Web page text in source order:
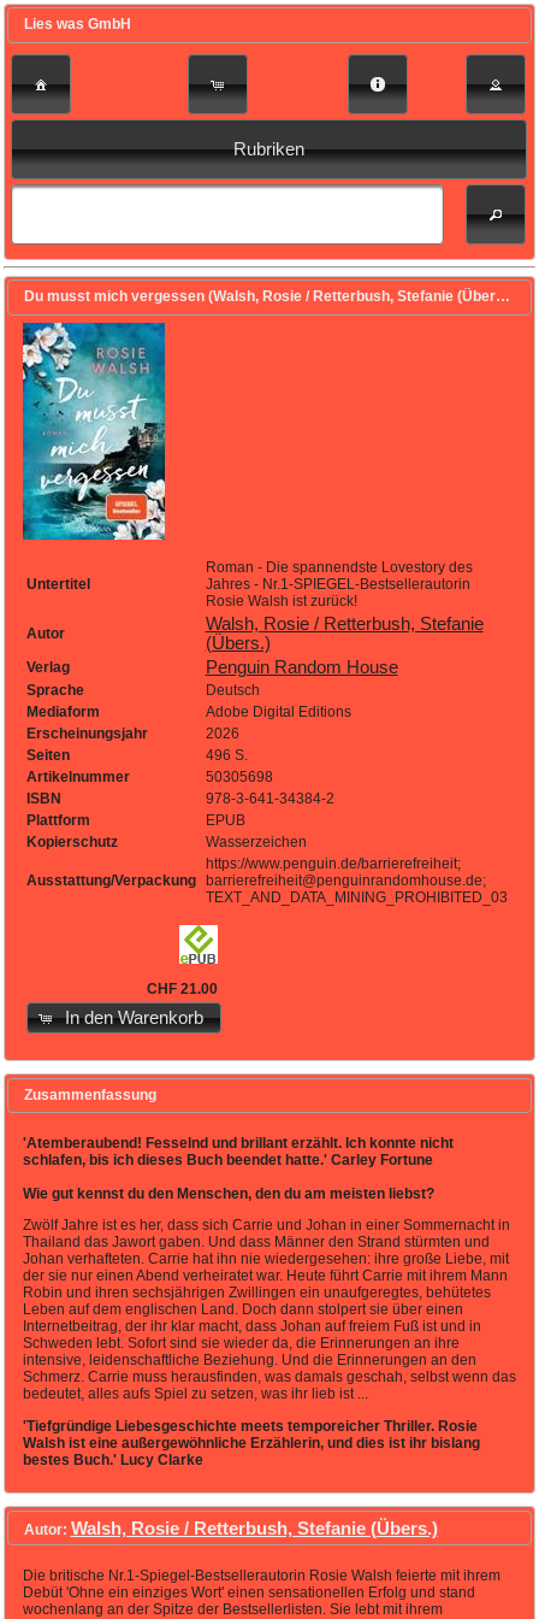
Lies was GmbH
Rubriken
Du musst mich vergessen (Walsh, Rosie / Retterbush, Stefanie (Übers.))
Untertitel
Roman - Die spannendste Lovestory des
Jahres - Nr.1-SPIEGEL-Bestsellerautorin
Rosie Walsh ist zurück!
Autor
Walsh, Rosie / Retterbush, Stefanie
(Übers.)
Verlag Penguin Random House
Sprache
Deutsch
Mediaform
Adobe Digital Editions
Erscheinungsjahr
2026
Seiten
496 S.
Artikelnummer
50305698
ISBN
978-3-641-34384-2
Plattform
EPUB
Kopierschutz
Wasserzeichen
Ausstattung/Verpackung
https://www.penguin.de/barrierefreiheit;
barrierefreiheit@penguinrandomhouse.de;
TEXT_AND_DATA_MINING_PROHIBITED_03
CHF 21.00
In den Warenkorb
Zusammenfassung
'Atemberaubend! Fesselnd und brillant erzählt. Ich konnte nicht
schlafen, bis ich dieses Buch beendet hatte.' Carley Fortune
Wie gut kennst du den Menschen, den du am meisten liebst?
Zwölf Jahre ist es her, dass sich Carrie und Johan in einer Sommernacht in
Thailand das Jawort gaben. Und dass Männer den Strand stürmten und
Johan verhafteten. Carrie hat ihn nie wiedergesehen: ihre große Liebe, mit
der sie nur einen Abend verheiratet war. Heute führt Carrie mit ihrem Mann
Robin und ihren sechsjährigen Zwillingen ein unaufgeregtes, behütetes
Leben auf dem englischen Land. Doch dann stolpert sie über einen
Internetbeitrag, der ihr klar macht, dass Johan auf freiem Fuß ist und in
Schweden lebt. Sofort sind sie wieder da, die Erinnerungen an ihre
intensive, leidenschaftliche Beziehung. Und die Erinnerungen an den
Schmerz. Carrie muss herausfinden, was damals geschah, selbst wenn das
bedeutet, alles aufs Spiel zu setzen, was ihr lieb ist ...
'Tiefgründige Liebesgeschichte meets temporeicher Thriller. Rosie
Walsh ist eine außergewöhnliche Erzählerin, und dies ist ihr bislang
bestes Buch.' Lucy Clarke
Autor: Walsh, Rosie / Retterbush, Stefanie (Übers.)
Die britische Nr.1-Spiegel-Bestsellerautorin Rosie Walsh feierte mit ihrem
Debüt 'Ohne ein einziges Wort' einen sensationellen Erfolg und stand
wochenlang an der Spitze der Bestsellerlisten. Sie lebt mit ihrem